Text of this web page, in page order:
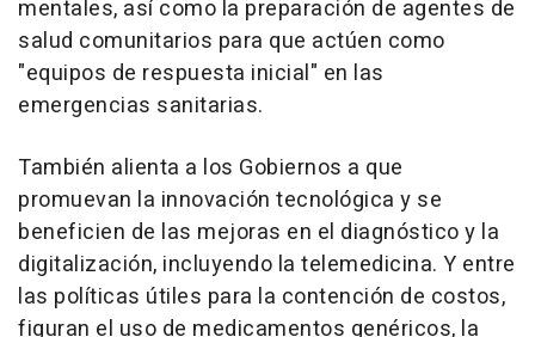
mentales, así como la preparación de agentes de
salud comunitarios para que actúen como
"equipos de respuesta inicial" en las
emergencias sanitarias.
También alienta a los Gobiernos a que
promuevan la innovación tecnológica y se
beneficien de las mejoras en el diagnóstico y la
digitalización, incluyendo la telemedicina. Y entre
las políticas útiles para la contención de costos,
figuran el uso de medicamentos genéricos, la